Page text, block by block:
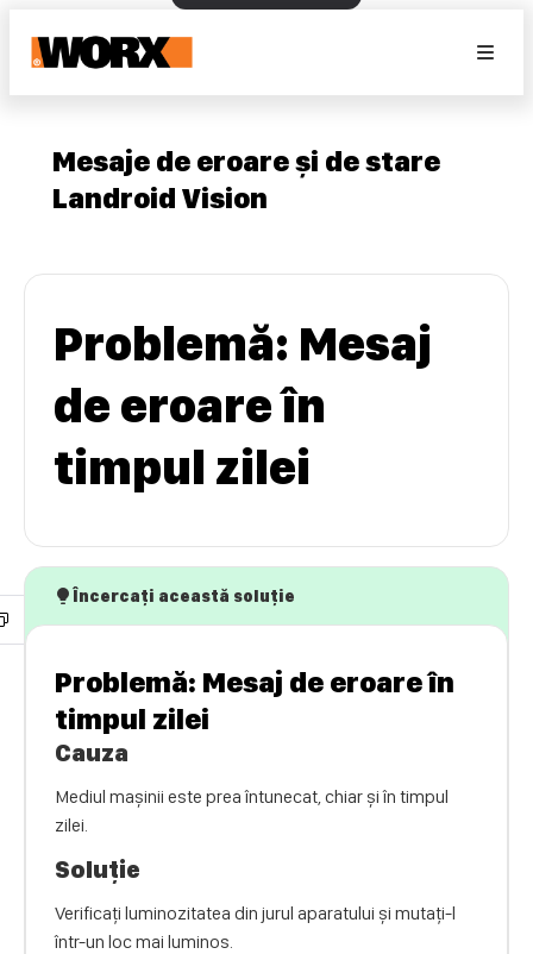
Mesaje de eroare și de stare
Landroid Vision
Problemă: Mesaj
de eroare în
timpul zilei
Încercați această soluție
Problemă: Mesaj de eroare în
timpul zilei
Cauza
Mediul mașinii este prea întunecat, chiar și în timpul
zilei.
Soluție
Verificați luminozitatea din jurul aparatului și mutați-l
într-un loc mai luminos.